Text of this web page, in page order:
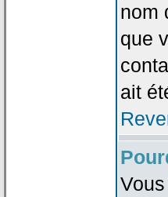
nom
que
ait